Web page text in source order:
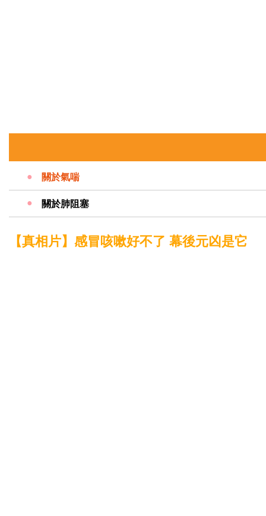
關於氣喘
關於肺阻塞
【真相片】感冒咳嗽好不了 幕後元凶是它